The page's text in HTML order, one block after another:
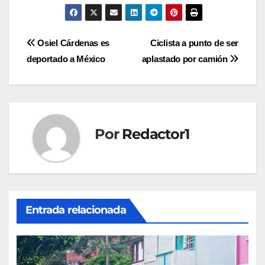
Navegación
de
Ciclista a punto de ser
aplastado por camión
Osiel Cárdenas es
deportado a México
Por Redactor1
Entrada relacionada